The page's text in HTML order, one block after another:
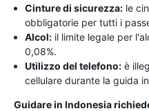
Cinture di sicurezza: le
obbligatorie per tutti i
Alcol: il limite legale per
0,08%.
Utilizzo del telefono: è
cellulare durante la guida
Guidare in Indonesia